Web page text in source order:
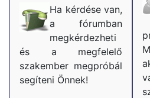
Ha kérdése van,
a fórumban
megkérdezheti
és a megfelelő
szakember megpróbál
segíteni Önnek!